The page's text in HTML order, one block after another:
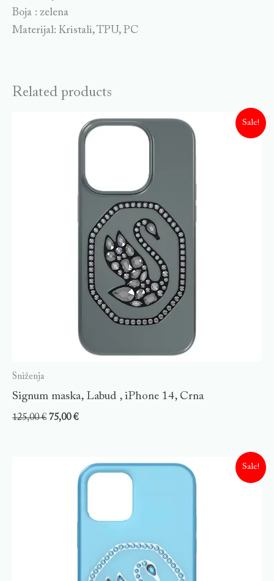
Boja : zelena
Materijal: Kristali, TPU, PC
Related products
Sale!
Sniženja
Signum maska, Labud , iPhone 14, Crna
125,00€ 75,00€
Sale!